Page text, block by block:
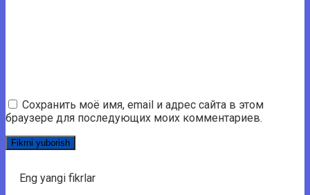
Сохранить моё имя, email и адрес сайта в этом
браузере для последующих моих комментариев.
Eng yangi fikrlar